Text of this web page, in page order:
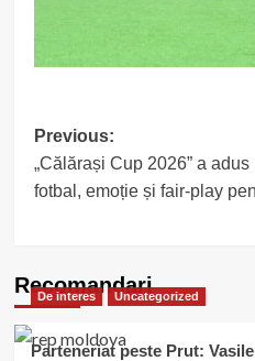
Post
navigation
Previous:
„Călărași Cup 2026” a
fotbal, emoție și fair-play
Recomandari
De interes Uncategorized
Parteneriat peste Prut: